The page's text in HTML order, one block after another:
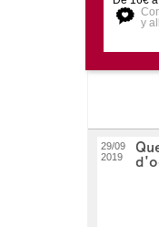
y
29/09
2019